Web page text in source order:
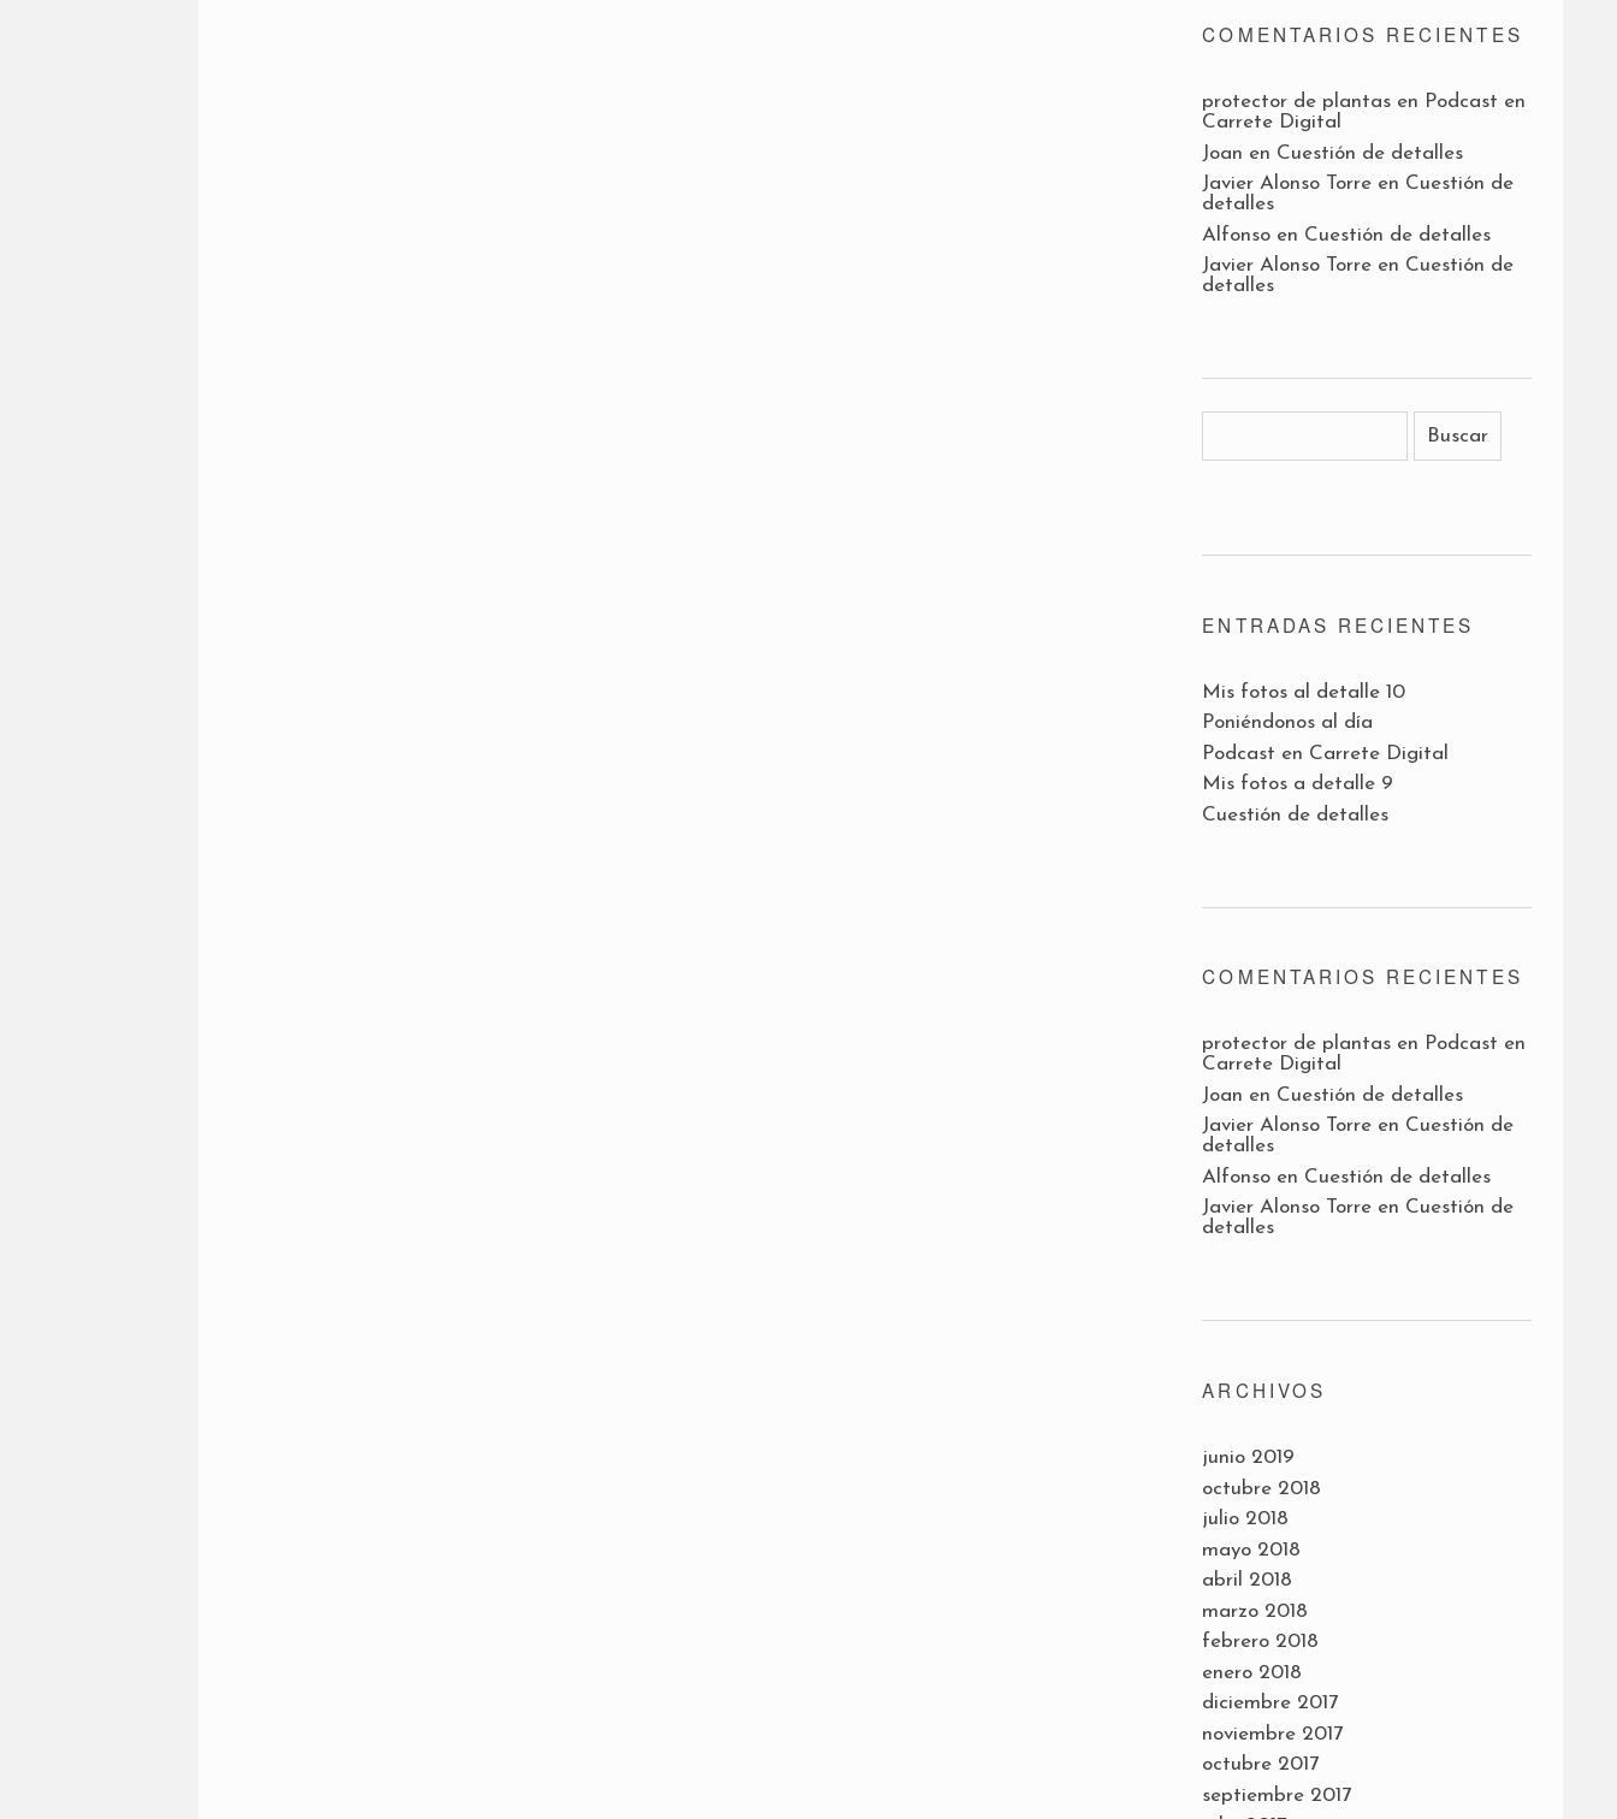
COMENTARIOS RECIENTES
protector de plantas en Podcast en
Carrete Digital
Joan en Cuestión de detalles
Javier Alonso Torre en Cuestión de
detalles
Alfonso en Cuestión de detalles
Javier Alonso Torre en Cuestión de
detalles
ENTRADAS RECIENTES
Mis fotos al detalle 10
Poniéndonos al día
Podcast en Carrete Digital
Mis fotos a detalle 9
Cuestión de detalles
COMENTARIOS RECIENTES
protector de plantas en Podcast en
Carrete Digital
Joan en Cuestión de detalles
Javier Alonso Torre en Cuestión de
detalles
Alfonso en Cuestión de detalles
Javier Alonso Torre en Cuestión de
detalles
ARCHIVOS
junio 2019
octubre 2018
julio 2018
mayo 2018
abril 2018
marzo 2018
febrero 2018
enero 2018
diciembre 2017
noviembre 2017
octubre 2017
septiembre 2017